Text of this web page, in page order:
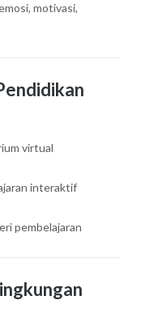
motivasi,
virtual
interaktif
pembelajaran